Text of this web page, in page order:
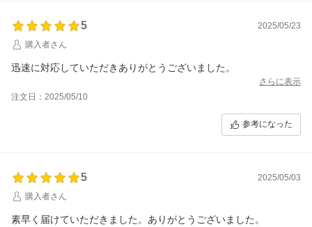
5
2025/05/23
購入者さん
迅速に対応していただきありがとうございました。
さらに表示
注文日：2025/05/10
参考になった
5
2025/05/03
購入者さん
素早く届けていただきました。ありがとうございました。